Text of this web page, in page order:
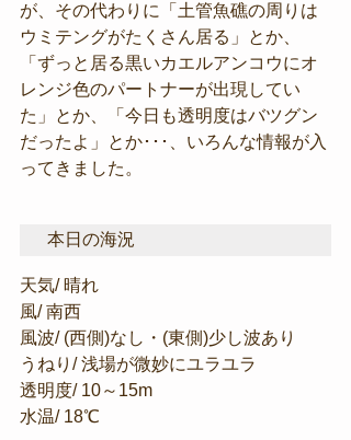
が、その代わりに「土管魚礁の周りは
ウミテングがたくさん居る」とか、
「ずっと居る黒いカエルアンコウにオ
レンジ色のパートナーが出現してい
た」とか、「今日も透明度はバツグン
だったよ」とか･･･、いろんな情報が入
ってきました。
本日の海況
天気/ 晴れ
風/ 南西
風波/ (西側)なし・(東側)少し波あり
うねり/ 浅場が微妙にユラユラ
透明度/ 10～15m
水温/ 18℃